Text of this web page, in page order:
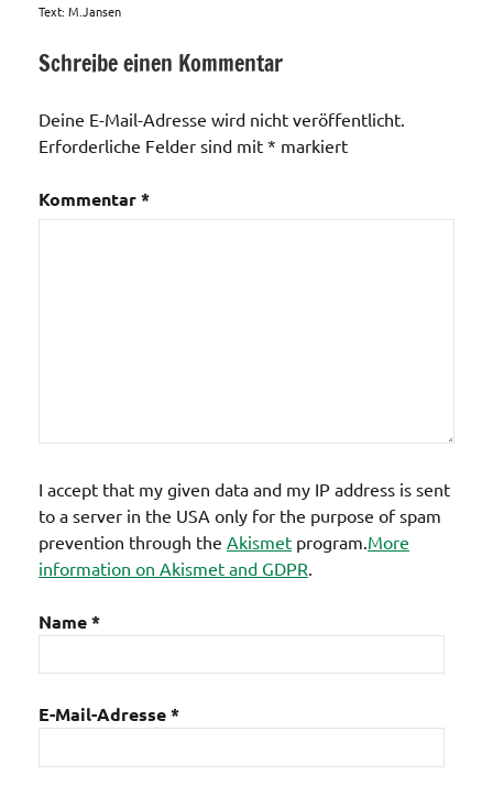
Text: M.Jansen
im
Schreibe einen Kommentar
Deine E-Mail-Adresse wird nicht veröffentlicht.
Erforderliche Felder sind mit * markiert
Kommentar*
I accept that my given data and my IP address is sent
to a server in the USA only for the purpose of spam
prevention through the Akismet program. More
information on Akismet and GDPR
Name*
E-Mail-Adresse*